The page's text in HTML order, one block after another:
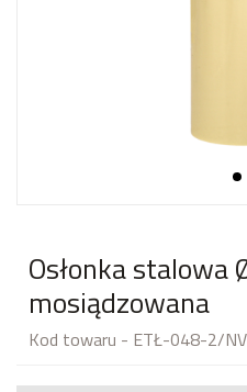
Osłonka
mosiądzowana
Kod towaru - ETŁ-048-2/NV